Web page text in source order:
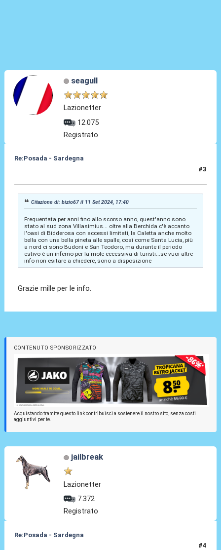
seagull
Lazionetter
12.075
Registrato
Re:Posada - Sardegna
#3
Citazione di: bizio67 il 11 Set 2024, 17:40
Frequentata per anni fino allo scorso anno, quest'anno sono
stato al sud zona Villasimius... oltre alla Berchida c'è accanto
l'oasi di Bidderosa con accessi limitati, la Caletta anche molto
bella con una bella pineta alle spalle, così come Santa Lucia, più
a nord ci sono Budoni e San Teodoro, ma durante il periodo
estivo è un inferno per la mole eccessiva di turisti...se vuoi altre
info non esitare a chiedere, sono a disposizione
Grazie mille per le info.
CONTENUTO SPONSORIZZATO
Acquistando tramite questo link contribuisci a sostenere il nostro sito, senza costi
aggiuntivi per te.
jailbreak
Lazionetter
7.372
Registrato
Re:Posada - Sardegna
#4